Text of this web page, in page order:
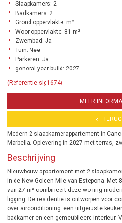
Slaapkamers: 2
Badkamers: 2
Grond oppervlakte: m²
Woonoppervlakte: 81 m²
Zwembad: Ja
Tuin: Nee
Parkeren: Ja
general.year-build: 2027
(Referentie slg1674)
MEER
TERUG
Modern 2-slaapkamerappartement in
Marbella. Oplevering in 2027 met terras,
Beschrijving
Nieuwbouw appartement met 2
in de New Golden Mile van Estepona. Met
van 27 m² combineert deze woning
ligging. De residentie is ontworpen voor
over airconditioning, een uitgeruste
badkamer en een gemeubileerd interieur.